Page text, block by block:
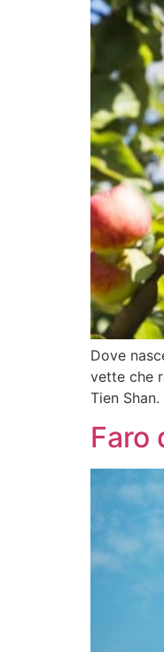
Dove
vette che
Tien
Faro